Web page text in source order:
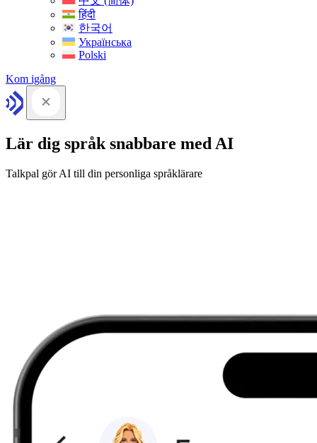
हिंदी
한국어
Українська
Polski
Kom igång
Lär dig språk snabbare med AI
Talkpal gör AI till din personliga språklärare